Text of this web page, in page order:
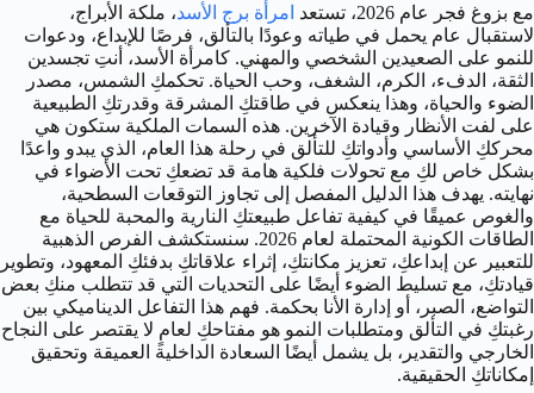
مع بزوغ فجر عام 2026، تستعد
امرأة برج الأسد، ملكة الأبراج،
لاستقبال عام يحمل في طياته وعودًا بالتألق، فرصًا للإبداع، ودعوات
للنمو على الصعيدين الشخصي والمهني. كامرأة الأسد، أنتِ تجسدين
الثقة، الدفء، الكرم، الشغف، وحب الحياة. تحكمكِ الشمس، مصدر
الضوء والحياة، وهذا ينعكس في طاقتكِ المشرقة وقدرتكِ الطبيعية
على لفت الأنظار وقيادة الآخرين. هذه السمات الملكية ستكون هي
محرككِ الأساسي وأدواتكِ للتألق في رحلة هذا العام، الذي يبدو واعدًا
بشكل خاص لكِ مع تحولات فلكية هامة قد تضعكِ تحت الأضواء في
نهايته. يهدف هذا الدليل المفصل إلى تجاوز التوقعات السطحية،
والغوص عميقًا في كيفية تفاعل طبيعتكِ النارية والمحبة للحياة مع
الطاقات الكونية المحتملة لعام 2026. سنستكشف الفرص الذهبية
للتعبير عن إبداعكِ، تعزيز مكانتكِ، إثراء علاقاتكِ بدفئكِ المعهود، وتطوير
قيادتكِ، مع تسليط الضوء أيضًا على التحديات التي قد تتطلب منكِ بعض
التواضع، الصبر، أو إدارة الأنا بحكمة. فهم هذا التفاعل الديناميكي بين
رغبتكِ في التألق ومتطلبات النمو هو مفتاحكِ لعامٍ لا يقتصر على النجاح
الخارجي والتقدير، بل يشمل أيضًا السعادة الداخلية العميقة وتحقيق
إمكاناتكِ الحقيقية.